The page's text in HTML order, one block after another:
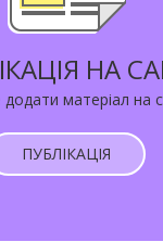
НА
матеріал на
ПУБЛІКАЦІЯ